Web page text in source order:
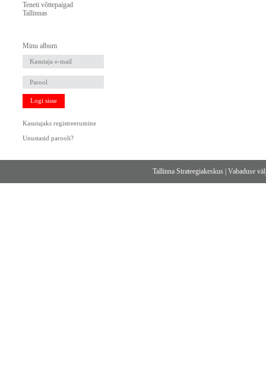
Teneti võttepaigad
Tallinnas
Minu album
Logi sisse
Kasutajaks registreerumine
Unustasid parooli?
Tallinna Strateegiakeskus |Vabaduse